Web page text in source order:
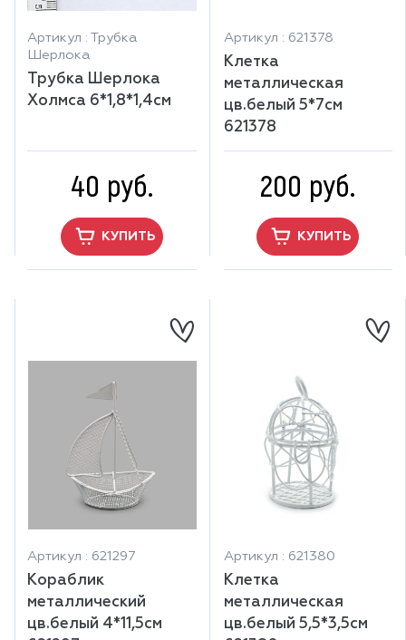
Артикул : Трубка
Шерлока
Трубка Шерлока
Холмса 6*1,8*1,4см
40 руб.
КУПИТЬ
Артикул : 621378
Клетка
металлическая
цв.белый 5*7см
621378
200 руб.
КУПИТЬ
Артикул : 621297
Кораблик
металлический
цв.белый 4*11,5см
Артикул : 621380
Клетка
металлическая
цв.белый 5,5*3,5см